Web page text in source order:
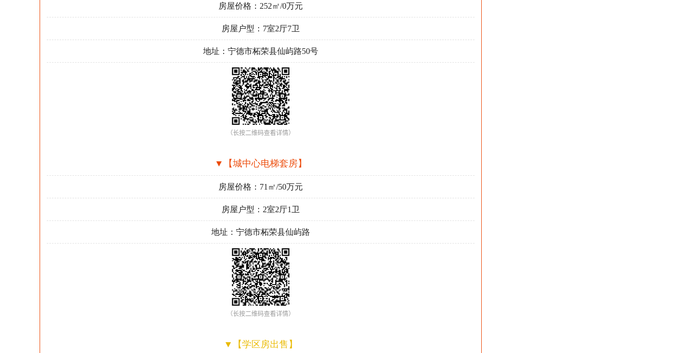
房屋价格：252㎡/0万元
房屋户型：7室2厅7卫
地址：宁德市柘荣县仙屿路50号
（长按二维码查看详情）
▼【城中心电梯套房】
房屋价格：71㎡/50万元
房屋户型：2室2厅1卫
地址：宁德市柘荣县仙屿路
（长按二维码查看详情）
▼【学区房出售】